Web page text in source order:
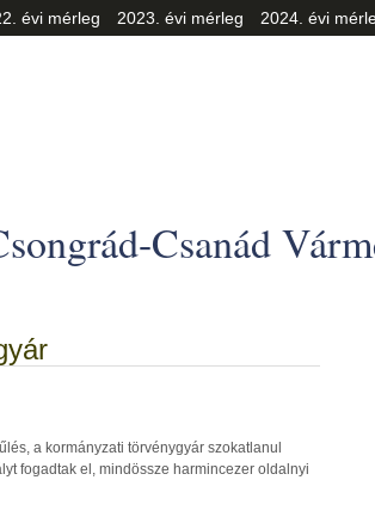
évi mérleg 2023. évi mérleg 2024. évi
Csanád
a kormányzati törvénygyár szokatlanul
fogadtak el, mindössze harmincezer oldalnyi